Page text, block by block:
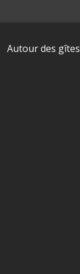
Autour des gîtes